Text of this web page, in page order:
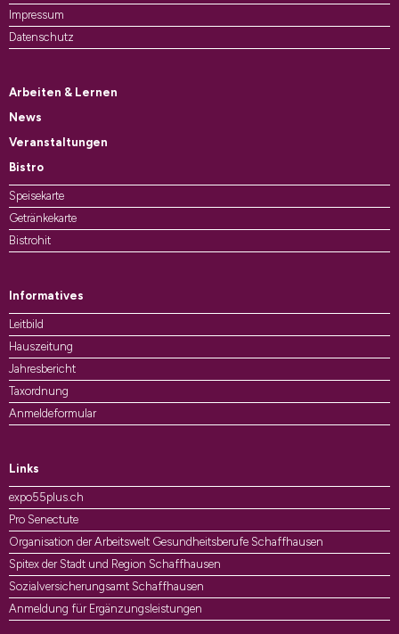
Impressum
Datenschutz
Arbeiten & Lernen
News
Veranstaltungen
Bistro
Speisekarte
Getränkekarte
Bistrohit
Informatives
Leitbild
Hauszeitung
Jahresbericht
Taxordnung
Anmeldeformular
Links
expo55plus.ch
Pro Senectute
Organisation der Arbeitswelt Gesundheitsberufe Schaffhausen
Spitex der Stadt und Region Schaffhausen
Sozialversicherungsamt Schaffhausen
Anmeldung für Ergänzungsleistungen